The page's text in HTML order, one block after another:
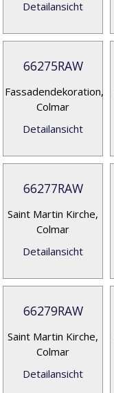
Detailansicht
66275RAW
Fassadendekoration,
Colmar
Detailansicht
66277RAW
Saint Martin Kirche,
Colmar
Detailansicht
66279RAW
Saint Martin Kirche,
Colmar
Detailansicht